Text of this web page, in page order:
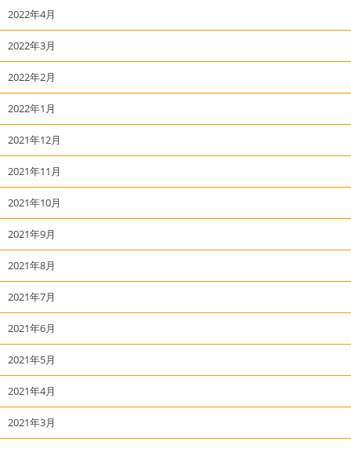
2022年4月
2022年3月
2022年2月
2022年1月
2021年12月
2021年11月
2021年10月
2021年9月
2021年8月
2021年7月
2021年6月
2021年5月
2021年4月
2021年3月